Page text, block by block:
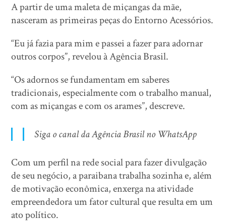
A partir de uma maleta de miçangas da mãe,
nasceram as primeiras peças do Entorno Acessórios.
“Eu já fazia para mim e passei a fazer para adornar
outros corpos”, revelou à Agência Brasil.
“Os adornos se fundamentam em saberes
tradicionais, especialmente com o trabalho manual,
com as miçangas e com os arames”, descreve.
Siga o canal da Agência Brasil no WhatsApp
Com um perfil na rede social para fazer divulgação
de seu negócio, a paraibana trabalha sozinha e, além
de motivação econômica, enxerga na atividade
empreendedora um fator cultural que resulta em um
ato político.